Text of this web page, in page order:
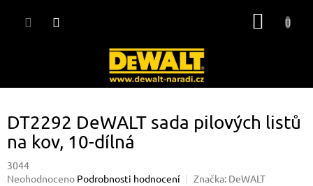
DT2292 DeWALT sada pilových listů
na kov, 10-dílná
3044
Průměrné
Neohodnoceno Podrobnosti hodnocení Značka: DeWALT